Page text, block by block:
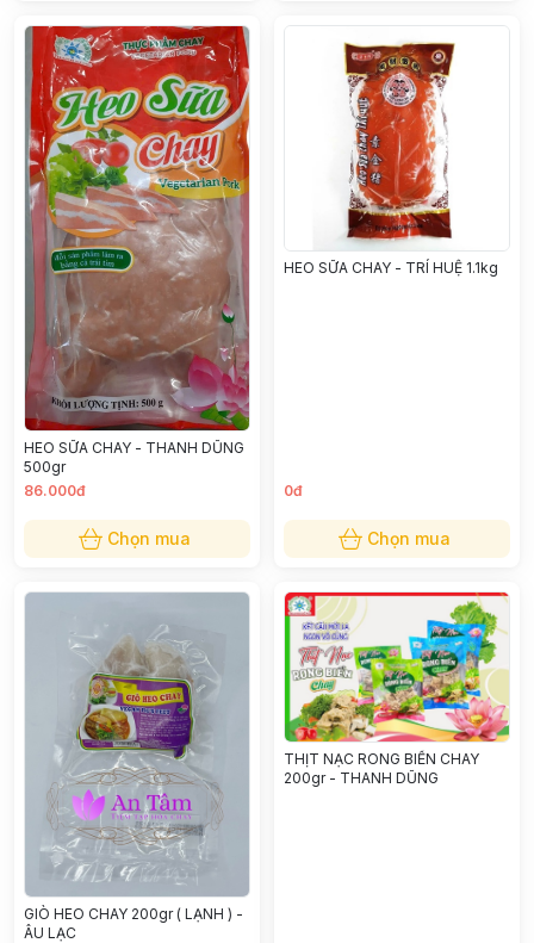
HEO SỮA CHAY - THANH DŨNG
500gr
86.000đ
Chọn mua
HEO SỮA CHAY - TRÍ HUỆ 1.1kg
0đ
Chọn mua
GIÒ HEO CHAY 200gr ( LẠNH ) -
ÂU LẠC
THỊT NẠC RONG BIỂN CHAY
200gr - THANH DŨNG